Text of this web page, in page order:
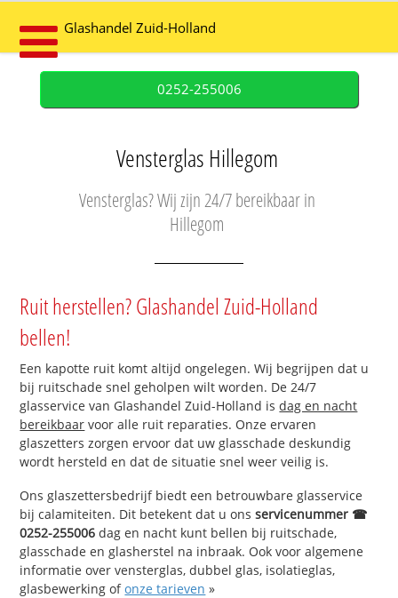
Glashandel Zuid-Holland
0252-255006
Vensterglas Hillegom
Vensterglas? Wij zijn 24/7 bereikbaar in
Hillegom
Ruit herstellen? Glashandel Zuid-Holland
bellen!
Een kapotte ruit komt altijd ongelegen. Wij begrijpen dat u
bij ruitschade snel geholpen wilt worden. De 24/7
glasservice van Glashandel Zuid-Holland isdag en nacht
bereikbaar voor alle ruit reparaties. Onze ervaren
glaszetters zorgen ervoor dat uw glasschade deskundig
wordt hersteld en dat de situatie snel weer veilig is.
Ons glaszettersbedrijf biedt een betrouwbare glasservice
bij calamiteiten. Dit betekent dat u onsservicenummer ☎
0252-255006 dag en nacht kunt bellen bij ruitschade,
glasschade en glasherstel na inbraak. Ook voor algemene
informatie over vensterglas, dubbel glas, isolatieglas,
glasbewerking ofonze tarieven »